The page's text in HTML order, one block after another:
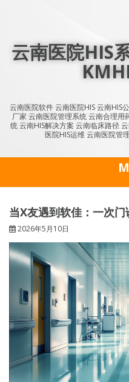
云南医院HIS
云南医院软件 云南医院HIS 云南HIS
厂家 云南医院管理系统 云南合理
统 云南HIS解决方案 云南临床路径
医院HIS运维 云南医院管
当X友遇到软佳：一次
2026年5月10日